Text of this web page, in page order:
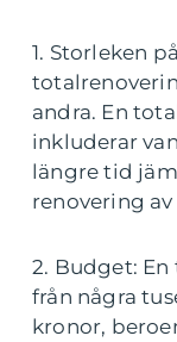
1. Storleken
andra. En
inkluderar
längre tid
renovering
2. Budget:
från några
kronor,